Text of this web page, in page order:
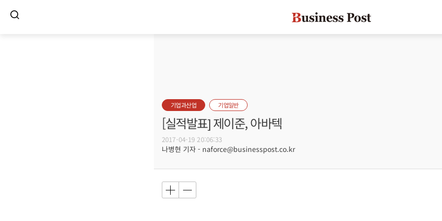
기업과산업 기업일반
[실적발표] 제이준, 아바텍
2017-04-19 20:06:33
나병현 기자 - naforce@businesspost.co.kr